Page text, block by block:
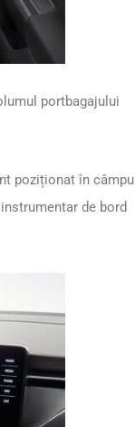
portbagajului
poziționat în câmpul
de bord